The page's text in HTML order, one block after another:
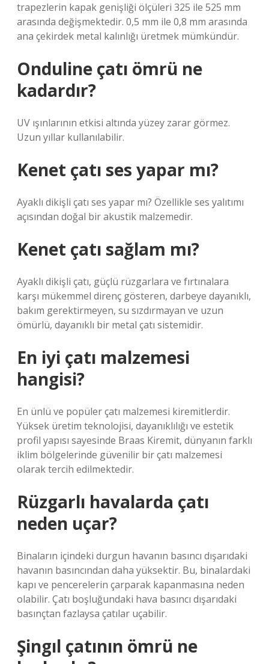
trapezlerin kapak genişliği ölçüleri 325 ile 525 mm
arasında değişmektedir. 0,5 mm ile 0,8 mm arasında
ana çekirdek metal kalınlığı üretmek mümkündür.
Onduline çatı ömrü ne
kadardır?
UV ışınlarının etkisi altında yüzey zarar görmez.
Uzun yıllar kullanılabilir.
Kenet çatı ses yapar mı?
Ayaklı dikişli çatı ses yapar mı? Özellikle ses yalıtımı
açısından doğal bir akustik malzemedir.
Kenet çatı sağlam mı?
Ayaklı dikişli çatı, güçlü rüzgarlara ve fırtınalara
karşı mükemmel direnç gösteren, darbeye dayanıklı,
bakım gerektirmeyen, su sızdırmayan ve uzun
ömürlü, dayanıklı bir metal çatı sistemidir.
En iyi çatı malzemesi
hangisi?
En ünlü ve popüler çatı malzemesi kiremitlerdir.
Yüksek üretim teknolojisi, dayanıklılığı ve estetik
profil yapısı sayesinde Braas Kiremit, dünyanın farklı
iklim bölgelerinde güvenilir bir çatı malzemesi
olarak tercih edilmektedir.
Rüzgarlı havalarda çatı
neden uçar?
Binaların içindeki durgun havanın basıncı dışarıdaki
havanın basıncından daha yüksektir. Bu, binalardaki
kapı ve pencerelerin çarparak kapanmasına neden
olabilir. Çatı boşluğundaki hava basıncı dışarıdaki
basınçtan fazlaysa çatılar uçabilir.
Şingıl çatının ömrü ne